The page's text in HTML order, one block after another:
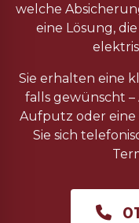
welche
eine Lösung,
Sie erhalten eine
falls gewünscht
Aufputz oder
Sie sich